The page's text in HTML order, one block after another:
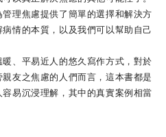
理焦慮提供了簡單的選擇和解決方
情的本質，以及我們可以幫助自己
、平易近人的悠久寫作方式，對於
友之焦慮的人們而言，這本書都是
易沉浸理解，其中的真實案例相當